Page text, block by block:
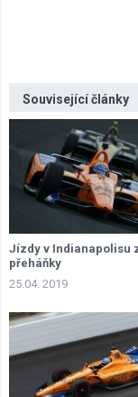
Související články
Jízdy v Indianapolisu
přeháňky
25.04. 2019